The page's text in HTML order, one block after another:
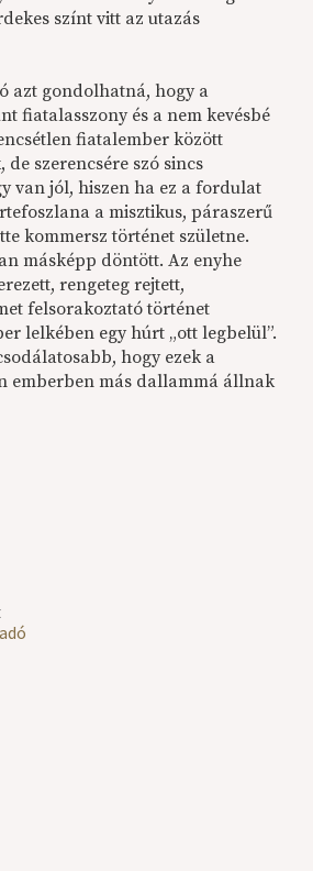
színt vitt az utazás
azt gondolhatná, hogy a
fiatalasszony és a nem kevésbé
fiatalember között
de szerencsére szó sincs
van jól, hiszen ha ez a fordulat
a misztikus, páraszerű
kommersz történet születne.
másképp döntött. Az enyhe
rengeteg rejtett,
felsorakoztató történet
lelkében egy húrt „ott legbelül”.
hogy ezek a
emberben más dallammá állnak